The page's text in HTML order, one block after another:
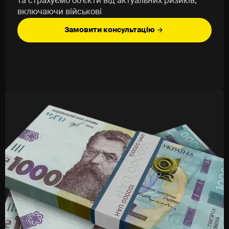
пароль.
Буває інакше: людина завантажила файл, бо він був
схожий на звичайний PDF від клієнта. Наприклад,
"договір" або "рахунок", який насправді шкідливий.
Не всі помилки пов'язані з технікою. Часто проблема в
звичках: відкривати усе підряд, не перевіряти
відправника, використовувати один пароль скрізь (це
зручно, але небезпечно), передавати дані через
особисту пошту або не повідомляти про підозрілу
активність. Людині не потрібно знати всі технічні
деталі - їй потрібно вчасно зупинитися і не зробити
гірше.
Що входить у програму
включаючи військові
Замовити консультацію